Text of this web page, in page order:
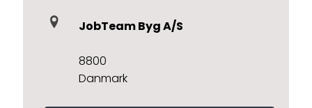
JobTeam Byg A/S
8800
Danmark